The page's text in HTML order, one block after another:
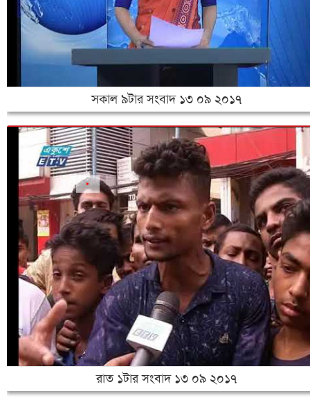
সকাল ৯টার সংবাদ ১৩ ০৯ ২০১৭
রাত ১টার সংবাদ ১৩ ০৯ ২০১৭